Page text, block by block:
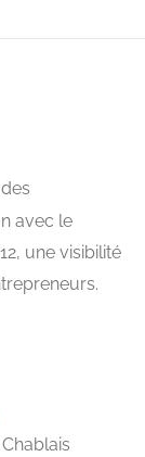
avec le
une visibilité